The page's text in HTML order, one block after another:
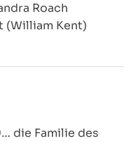
Roach
(William Kent)
die Familie des